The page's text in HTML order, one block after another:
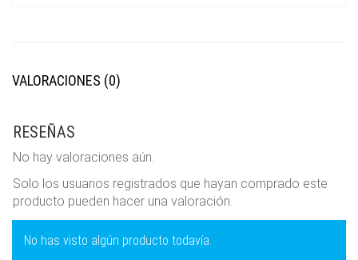
VALORACIONES (0)
RESEÑAS
No hay valoraciones aún.
Solo los usuarios registrados que hayan comprado este
producto pueden hacer una valoración.
No has visto algún producto todavía.